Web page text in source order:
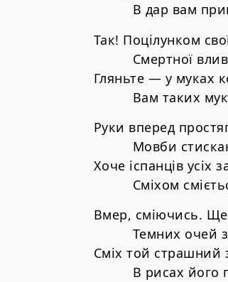
В дар вам
Так! Поцілунком
Смертної влив
Гляньте — у муках
Вам таких мук
Руки вперед
Мовби
Хоче іспанців усіх
Сміхом
Вмер, сміючись. Ще
Темних очей
Сміх той страшний
В рисах його